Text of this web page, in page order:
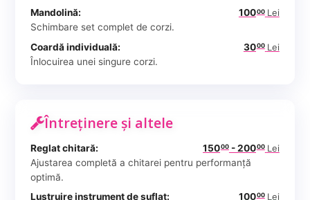
Mandolină:
10000 Lei
Schimbare set complet de corzi.
Coardă individuală:
3000 Lei
Înlocuirea unei singure corzi.
Întreținere și altele
Reglat chitară: 15000- 20000 Lei
Ajustarea completă a chitarei pentru performanță
optimă.
Lustruire instrument de suflat:
10000 Lei